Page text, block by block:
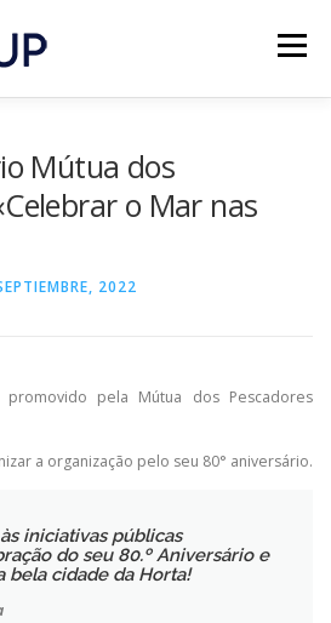
Menú
Mútua dos
o Mar nas
2022
promovido pela Mútua dos Pescadores
a organização pelo seu 80° aniversário.
iniciativas públicas
do seu 80.º Aniversário e
bela cidade da Horta!